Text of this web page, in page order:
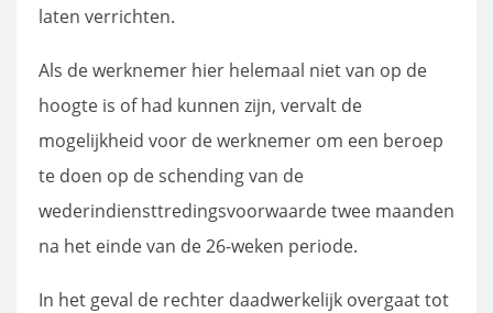
laten verrichten.
Als de werknemer hier helemaal niet van op de
hoogte is of had kunnen zijn, vervalt de
mogelijkheid voor de werknemer om een beroep
te doen op de schending van de
wederindiensttredingsvoorwaarde twee maanden
na het einde van de 26-weken periode.
In het geval de rechter daadwerkelijk overgaat tot